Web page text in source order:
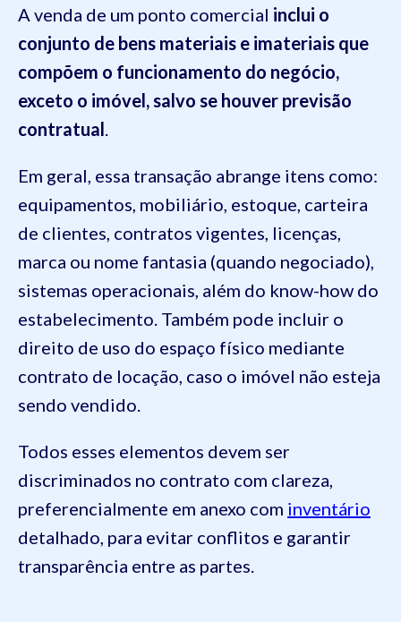
A venda de um ponto comercial inclui o
conjunto de bens materiais e imateriais que
compõem o funcionamento do negócio,
exceto o imóvel, salvo se houver previsão
contratual.
Em geral, essa transação abrange itens como:
equipamentos, mobiliário, estoque, carteira
de clientes, contratos vigentes, licenças,
marca ou nome fantasia (quando negociado),
sistemas operacionais, além do know-how do
estabelecimento. Também pode incluir o
direito de uso do espaço físico mediante
contrato de locação, caso o imóvel não esteja
sendo vendido.
Todos esses elementos devem ser
discriminados no contrato com clareza,
preferencialmente em anexo com inventário
detalhado, para evitar conflitos e garantir
transparência entre as partes.